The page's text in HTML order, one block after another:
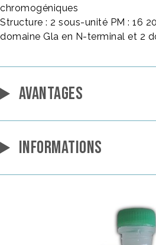
chromogéniques
Structure : 2 sous-unité PM : 16
domaine Gla en N-terminal et 2
AVANTAGES
INFORMATIONS